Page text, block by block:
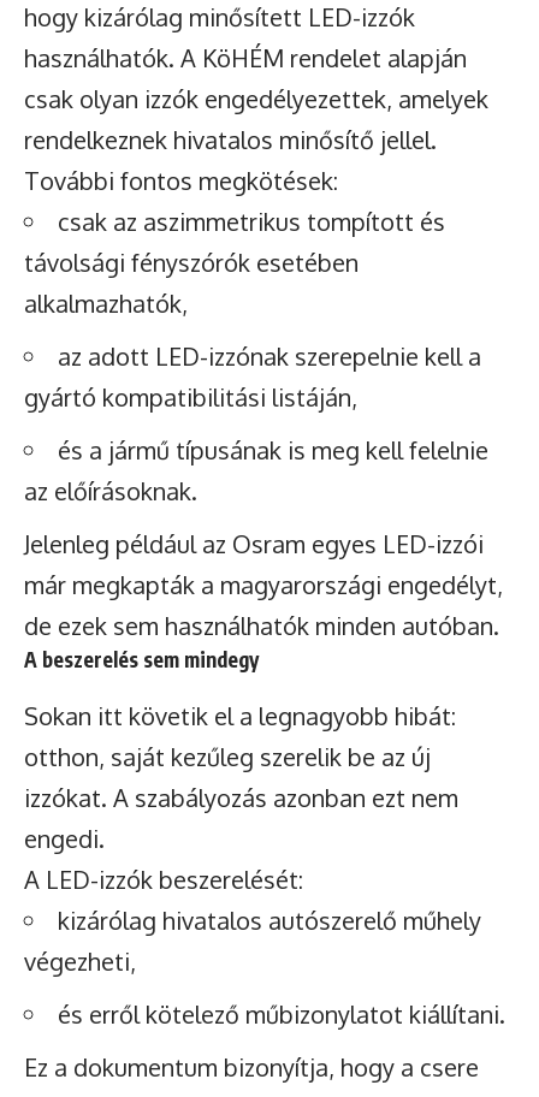
hogy kizárólag minősített LED-izzók
használhatók. A KöHÉM rendelet alapján
csak olyan izzók engedélyezettek, amelyek
rendelkeznek hivatalos minősítő jellel.
További fontos megkötések:
csak az aszimmetrikus tompított és
távolsági fényszórók esetében
alkalmazhatók,
az adott LED-izzónak szerepelnie kell a
gyártó kompatibilitási listáján,
és a jármű típusának is meg kell felelnie
az előírásoknak.
Jelenleg például az Osram egyes LED-izzói
már megkapták a magyarországi engedélyt,
de ezek sem használhatók minden autóban.
A beszerelés sem mindegy
Sokan itt követik el a legnagyobb hibát:
otthon, saját kezűleg szerelik be az új
izzókat. A szabályozás azonban ezt nem
engedi.
A LED-izzók beszerelését:
kizárólag hivatalos autószerelő műhely
végezheti,
és erről kötelező műbizonylatot kiállítani.
Ez a dokumentum bizonyítja, hogy a csere